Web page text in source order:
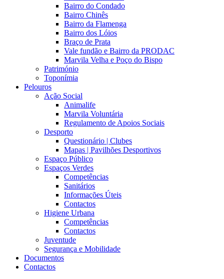
Bairro do Condado
Bairro Chinês
Bairro da Flamenga
Bairro dos Lóios
Braço de Prata
Vale fundão e Bairro da PRODAC
Marvila Velha e Poço do Bispo
Património
Toponímia
Pelouros
Ação Social
Animalife
Marvila Voluntária
Regulamento de Apoios Sociais
Desporto
Questionário | Clubes
Mapas | Pavilhões Desportivos
Espaço Público
Espaços Verdes
Competências
Sanitários
Informações Úteis
Contactos
Higiene Urbana
Competências
Contactos
Juventude
Segurança e Mobilidade
Documentos
Contactos